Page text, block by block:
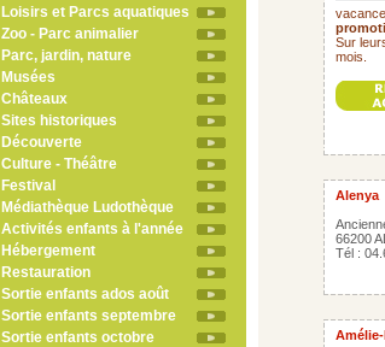
Loisirs et Parcs aquatiques
Zoo - Parc animalier
Parc, jardin, nature
Musées
Châteaux
Sites historiques
Découverte
Culture - Théâtre
Festival
Médiathèque Ludothèque
Activités enfants à l'année
Hébergement
Restauration
Sortie enfants ados août
Sortie enfants septembre
Sortie enfants octobre
Sur
mois.
Alenya
66200
Tél :